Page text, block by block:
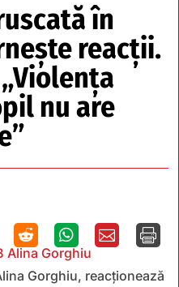
în
reacții.
nu are
   
Gorghiu, reacționează